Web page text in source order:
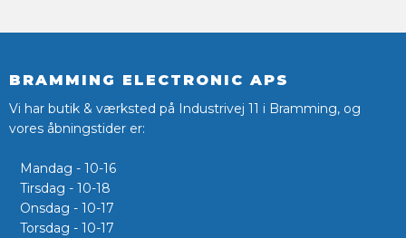
BRAMMING ELECTRONIC APS
Vi har butik & værksted på Industrivej 11 i Bramming, og
vores åbningstider er:
Mandag - 10-16
Tirsdag - 10-18
Onsdag - 10-17
Torsdag - 10-17